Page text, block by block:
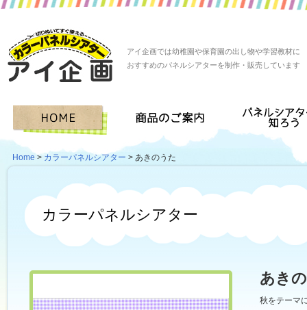
アイ企画では幼稚園や保育園の出し物や学習教材に
おすすめのパネルシアターを制作・販売しています
Home > カラーパネルシアター > あきのうた
カラーパネルシアター
あき
秋をテーマ